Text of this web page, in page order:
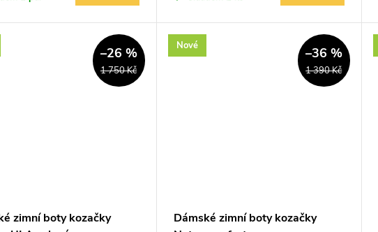
1 750 Kč
–26 %
zimní boty kozačky
Nové
1 390 Kč
–36 %
Dámské zimní boty kozačky